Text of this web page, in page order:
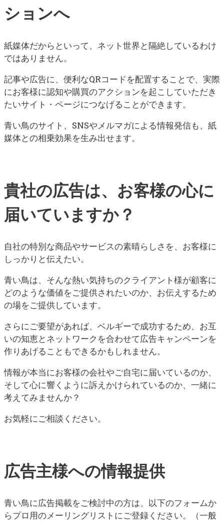
ションへ
紙媒体だからといって、ネット世界と隔絶しているわけ
ではありません。
記事や広告に、便利なQRコードを配置することで、実際
にお客様に認知や購買のアクションを起こしていただき
たいサイト・ページにつなげることができます。
青い鳥のサイト、SNSやメルマガによる情報発信も、紙
媒体との相乗効果を生み出せます。
貴社の広告は、お客様の心に
届いていますか？
自社の特別な商品やサービスの素晴らしさを、お客様に
しっかりと伝えたい。
青い鳥は、そんな熱い気持ちのクライアント様が顧客に
どのような価値をご提供されたいのか、お伝えするため
の場をご提供しています。
さらにご要望があれば、ベルギーで成功するため、お互
いの知恵とネットワークを合わせて広告キャンペーンを
作りあげることもできるかもしれません。
情報が本当にお客様の会社やご自宅に届いているのか、
そして心に響くように訴えかけられているのか、一緒に
考えてみませんか？
お気軽にご相談ください。
広告主様への情報提供
青い鳥に広告掲載をご検討中の方は、以下のフォームか
らプロ用のメーリングリストにご登録ください。（一般